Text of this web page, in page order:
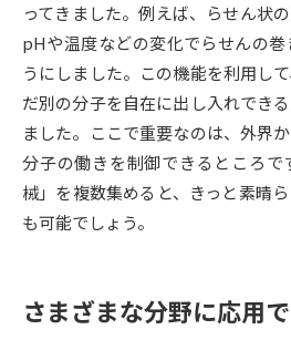
来場型・Web型イベント特集 夢
受験準備
志望校・出願校を調べる
ってきました。例えば、らせん状
pHや温度などの変化でらせんの
うにしました。この機能を利用し
だ別の分子を自在に出し入れでき
ました。ここで重要なのは、外界
分子の働きを制御できるところで
械」を複数集めると、きっと素晴
も可能でしょう。
さまざまな分野に応用